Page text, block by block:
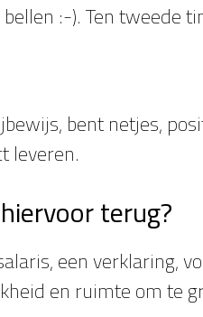
bellen :-). Ten tweede
bent netjes,
leveren.
terug?
een verklaring,
en ruimte om te